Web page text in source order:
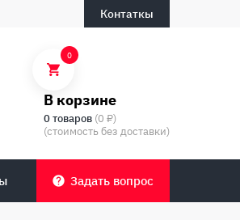
Контаткы
0
В корзине
0 товаров (0 ₽)
(стоимость без доставки)
Задать вопрос